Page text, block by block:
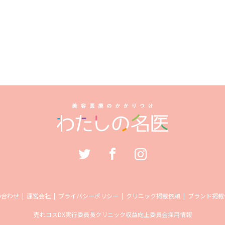
わせ 運営会社 プライバシーポリシー クリニック掲載依頼 ブランド掲
売れコスDX実行委員長クリニック収益向上委員会採用情報